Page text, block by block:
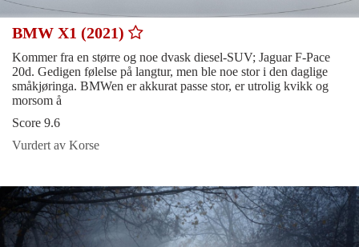
BMW X1 (2021)
Kommer fra en større og noe dvask diesel-SUV; Jaguar F-Pace
20d. Gedigen følelse på langtur, men ble noe stor i den daglige
småkjøringa. BMWen er akkurat passe stor, er utrolig kvikk og
morsom å
Score 9.6
Vurdert av Korse